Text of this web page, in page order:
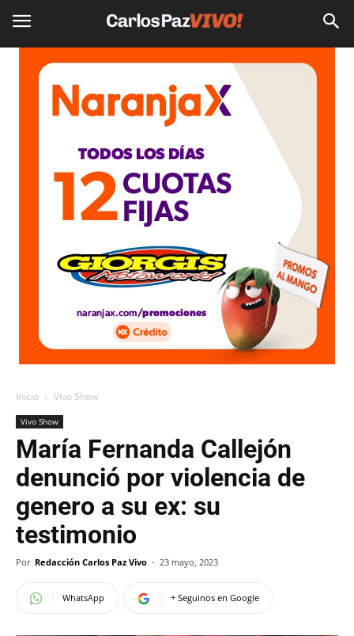
Inicio Vivo Show
Vivo Show
María Fernanda Callejón
denunció por violencia de
genero a su ex: su
testimonio
Por Redacción Carlos Paz Vivo - 23 mayo, 2023
WhatsApp + Seguinos en Google